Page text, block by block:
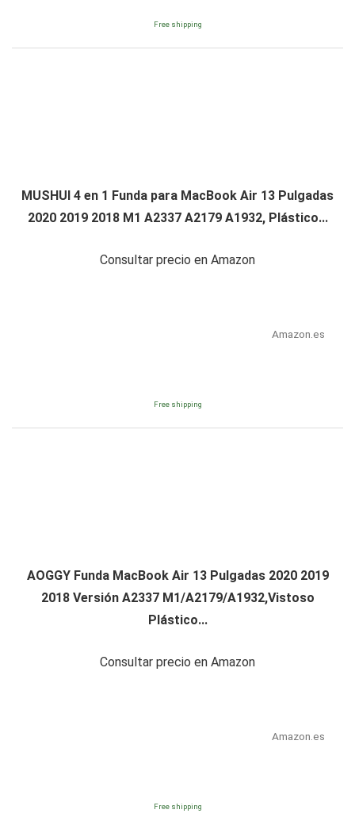
Free shipping
MUSHUI 4 en 1 Funda para MacBook Air 13 Pulgadas
2020 2019 2018 M1 A2337 A2179 A1932, Plástico...
Consultar precio en Amazon
Amazon.es
Free shipping
AOGGY Funda MacBook Air 13 Pulgadas 2020 2019
2018 Versión A2337 M1/A2179/A1932,Vistoso
Plástico...
Consultar precio en Amazon
Amazon.es
Free shipping